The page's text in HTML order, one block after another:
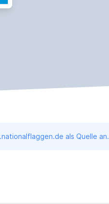
als Quelle an.